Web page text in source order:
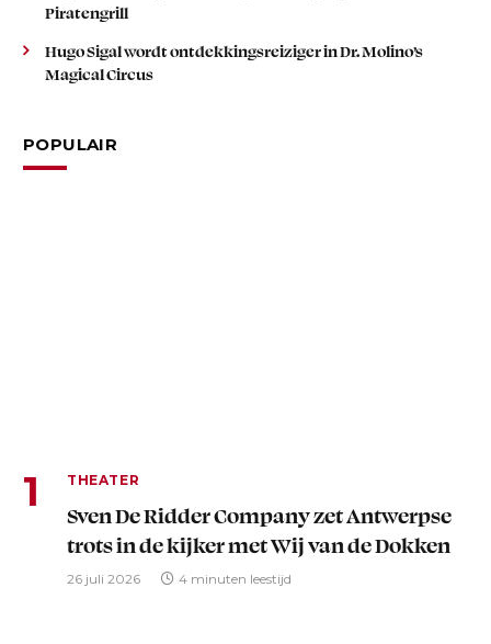
Piratengrill
Hugo Sigal wordt ontdekkingsreiziger in Dr. Molino’s
Magical Circus
POPULAIR
THEATER
Sven De Ridder Company zet Antwerpse
trots in de kijker met Wij van de Dokken
26 juli 2026 4 minuten leestijd